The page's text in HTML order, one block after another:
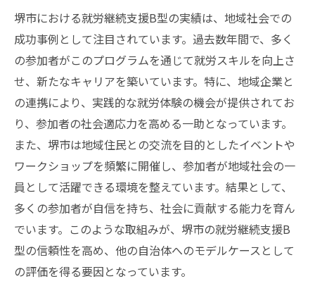
堺市における就労継続支援B型の実績は、地域社会での
成功事例として注目されています。過去数年間で、多く
の参加者がこのプログラムを通じて就労スキルを向上さ
せ、新たなキャリアを築いています。特に、地域企業と
の連携により、実践的な就労体験の機会が提供されてお
り、参加者の社会適応力を高める一助となっています。
また、堺市は地域住民との交流を目的としたイベントや
ワークショップを頻繁に開催し、参加者が地域社会の一
員として活躍できる環境を整えています。結果として、
多くの参加者が自信を持ち、社会に貢献する能力を育ん
でいます。このような取組みが、堺市の就労継続支援B
型の信頼性を高め、他の自治体へのモデルケースとして
の評価を得る要因となっています。